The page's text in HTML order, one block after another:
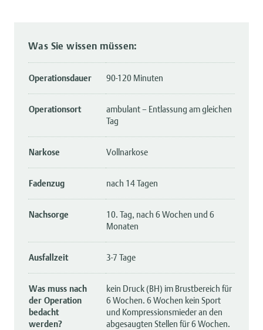
Was Sie wissen müssen:
Operationsdauer 90-120 Minuten
Operationsort
ambulant – Entlassung am gleichen
Tag
Narkose Vollnarkose
Fadenzug nach 14 Tagen
Nachsorge
10. Tag, nach 6 Wochen und 6
Monaten
Ausfallzeit 3-7 Tage
Was muss nach
der Operation
bedacht
werden?
kein Druck (BH) im Brustbereich für
6 Wochen. 6 Wochen kein Sport
und Kompressionsmieder an den
abgesaugten Stellen für 6 Wochen.